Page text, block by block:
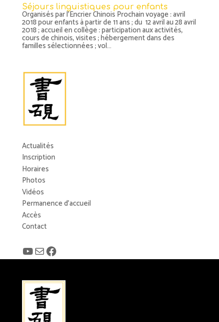
Séjours linguistiques pour enfants
Organisés par l’Encrier Chinois Prochain voyage : avril
2018 pour enfants à partir de 11 ans ; du 12 avril au 28 avril
2018 ; accueil en collège : participation aux activités,
cours de chinois, visites ; hébergement dans des
familles sélectionnées ; vol...
Actualités
Inscription
Horaires
Photos
Vidéos
Permanence d’accueil
Accès
Contact
YouTube
E-mailFacebook